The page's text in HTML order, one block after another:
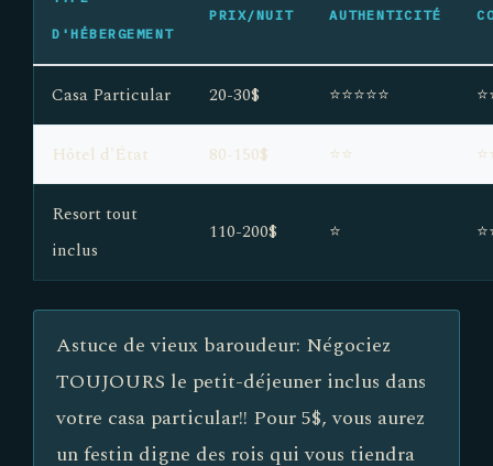
D'HÉBERGEMENT
PRIX/NUIT AUTHENTICITÉ
Casa Particular 20-30$ ⭐⭐⭐⭐⭐
Hôtel d'État 80-150$ ⭐⭐
Resort tout
inclus
110-200$ ⭐
Astuce de vieux baroudeur: Négociez
TOUJOURS le petit-déjeuner inclus dans
votre casa particular!! Pour 5$, vous aurez
un festin digne des rois qui vous tiendra